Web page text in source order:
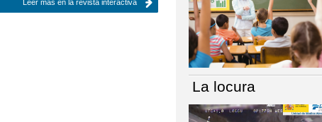
Leer más en la revista interactiva
La locura